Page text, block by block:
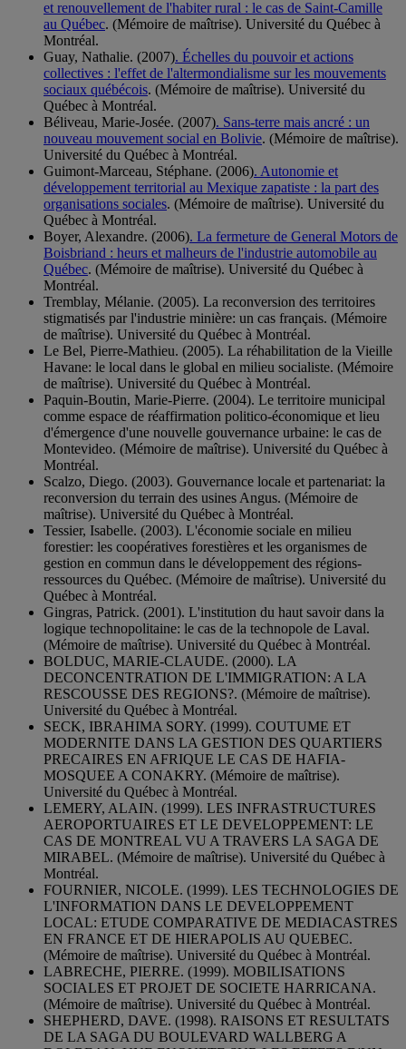
et renouvellement de l'habiter rural : le cas de Saint-Camille
au Québec. (Mémoire de maîtrise). Université du Québec à
Montréal.
Guay, Nathalie. (2007). Échelles du pouvoir et actions
collectives : l'effet de l'altermondialisme sur les mouvements
sociaux québécois. (Mémoire de maîtrise). Université du
Québec à Montréal.
Béliveau, Marie-Josée. (2007). Sans-terre mais ancré : un
nouveau mouvement social en Bolivie. (Mémoire de maîtrise).
Université du Québec à Montréal.
Guimont-Marceau, Stéphane. (2006). Autonomie et
développement territorial au Mexique zapatiste : la part des
organisations sociales. (Mémoire de maîtrise). Université du
Québec à Montréal.
Boyer, Alexandre. (2006). La fermeture de General Motors de
Boisbriand : heurs et malheurs de l'industrie automobile au
Québec. (Mémoire de maîtrise). Université du Québec à
Montréal.
Tremblay, Mélanie. (2005). La reconversion des territoires
stigmatisés par l'industrie minière: un cas français. (Mémoire
de maîtrise). Université du Québec à Montréal.
Le Bel, Pierre-Mathieu. (2005). La réhabilitation de la Vieille
Havane: le local dans le global en milieu socialiste. (Mémoire
de maîtrise). Université du Québec à Montréal.
Paquin-Boutin, Marie-Pierre. (2004). Le territoire municipal
comme espace de réaffirmation politico-économique et lieu
d'émergence d'une nouvelle gouvernance urbaine: le cas de
Montevideo. (Mémoire de maîtrise). Université du Québec à
Montréal.
Scalzo, Diego. (2003). Gouvernance locale et partenariat: la
reconversion du terrain des usines Angus. (Mémoire de
maîtrise). Université du Québec à Montréal.
Tessier, Isabelle. (2003). L'économie sociale en milieu
forestier: les coopératives forestières et les organismes de
gestion en commun dans le développement des régions-
ressources du Québec. (Mémoire de maîtrise). Université du
Québec à Montréal.
Gingras, Patrick. (2001). L'institution du haut savoir dans la
logique technopolitaine: le cas de la technopole de Laval.
(Mémoire de maîtrise). Université du Québec à Montréal.
BOLDUC, MARIE-CLAUDE. (2000). LA
DECONCENTRATION DE L'IMMIGRATION: A LA
RESCOUSSE DES REGIONS?. (Mémoire de maîtrise).
Université du Québec à Montréal.
SECK, IBRAHIMA SORY. (1999). COUTUME ET
MODERNITE DANS LA GESTION DES QUARTIERS
PRECAIRES EN AFRIQUE LE CAS DE HAFIA-
MOSQUEE A CONAKRY. (Mémoire de maîtrise).
Université du Québec à Montréal.
LEMERY, ALAIN. (1999). LES INFRASTRUCTURES
AEROPORTUAIRES ET LE DEVELOPPEMENT: LE
CAS DE MONTREAL VU A TRAVERS LA SAGA DE
MIRABEL. (Mémoire de maîtrise). Université du Québec à
Montréal.
FOURNIER, NICOLE. (1999). LES TECHNOLOGIES DE
L'INFORMATION DANS LE DEVELOPPEMENT
LOCAL: ETUDE COMPARATIVE DE MEDIACASTRES
EN FRANCE ET DE HIERAPOLIS AU QUEBEC.
(Mémoire de maîtrise). Université du Québec à Montréal.
LABRECHE, PIERRE. (1999). MOBILISATIONS
SOCIALES ET PROJET DE SOCIETE HARRICANA.
(Mémoire de maîtrise). Université du Québec à Montréal.
SHEPHERD, DAVE. (1998). RAISONS ET RESULTATS
DE LA SAGA DU BOULEVARD WALLBERG A